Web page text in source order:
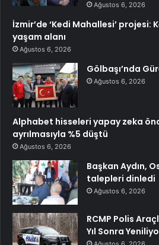
Ağustos 6, 2026
İzmir’de ‘Kedi Mahallesi’ projesi:
yaşam alanı
Ağustos 6, 2026
Gölbaşı’nda
Ağustos 6, 2026
Alphabet hisseleri yapay zeka
ayrılmasıyla %5 düştü
Ağustos 6, 2026
Başkan Aydın,
talepleri dinledi
Ağustos 6, 2026
RCMP Polis
Yıl Sonra